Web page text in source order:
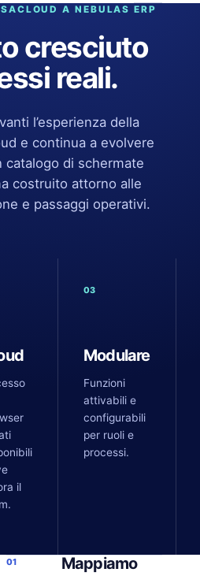
A NEBULAS ERP
cresciuto
reali.
l’esperienza della
e continua a evolvere
catalogo di schermate
costruito attorno alle
e passaggi operativi.
il
03
Modulare
Funzioni
attivabili e
configurabili
per ruoli e
processi.
01 Mappiamo